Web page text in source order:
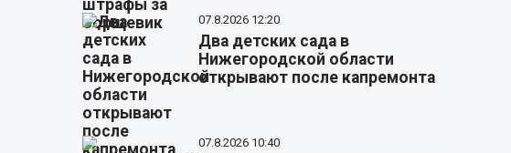
07.8.2026 12:20
Два детских сада в
Нижегородской области
открывают после капремонта
07.8.2026 10:40